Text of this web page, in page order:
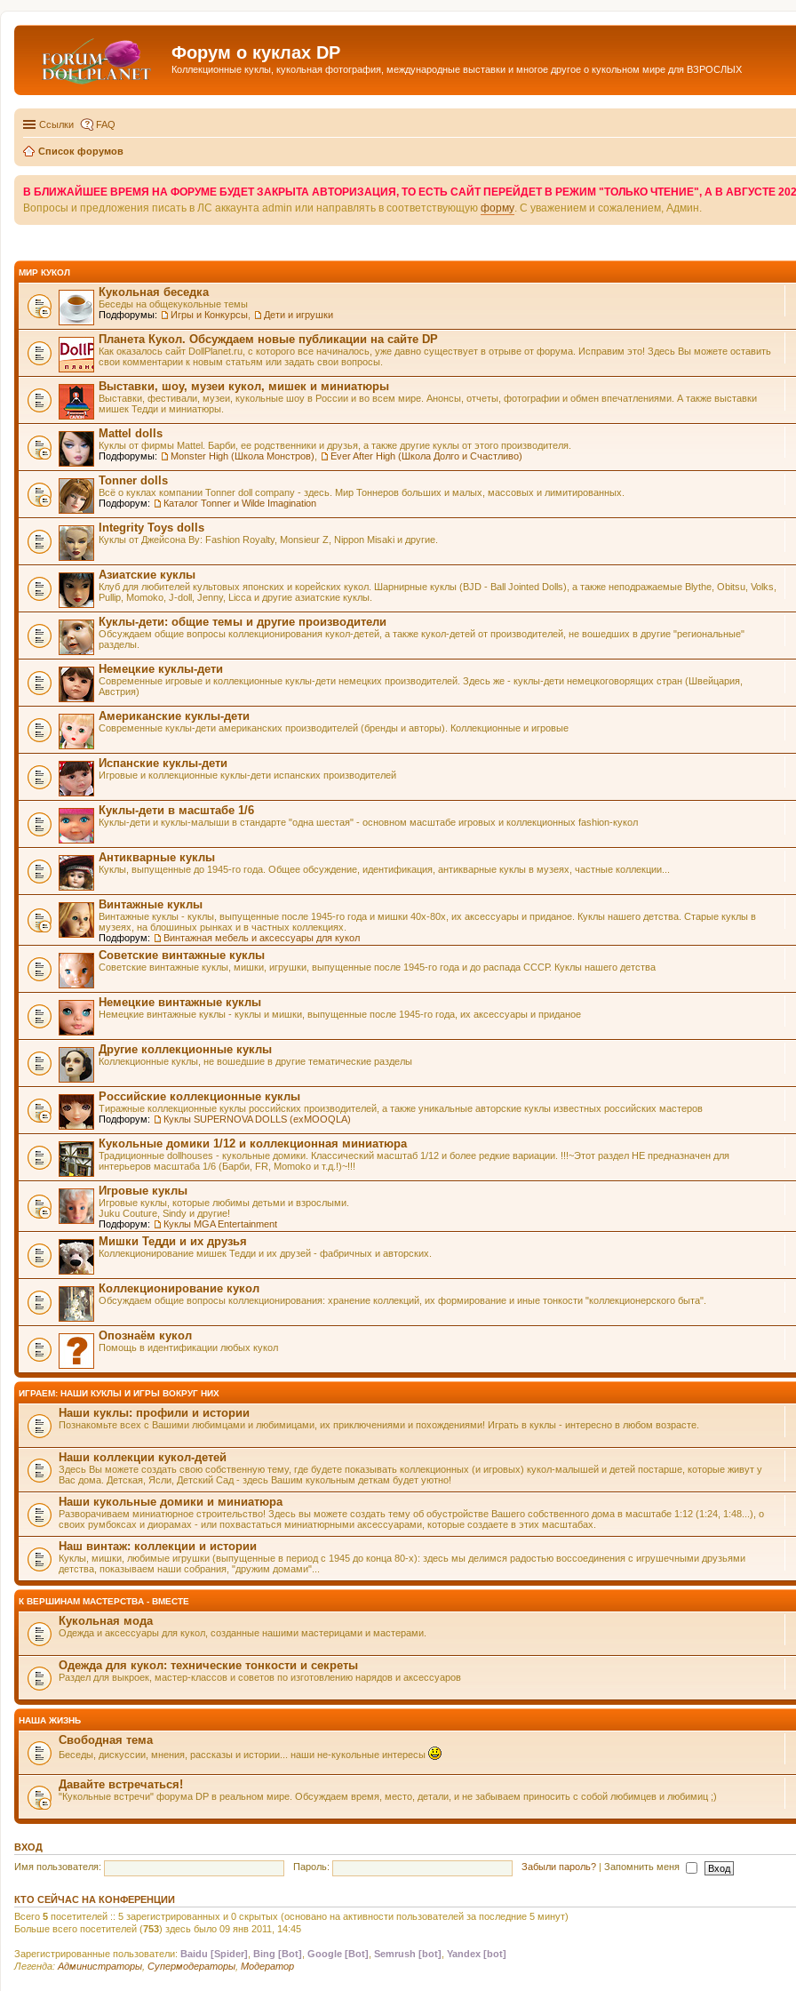
Форум о куклах DP
Коллекционные куклы, кукольная фотография, международные выставки и многое другое о кукольном мире для ВЗРОСЛЫХ
Ссылки FAQ
Список форумов
В БЛИЖАЙШЕЕ ВРЕМЯ НА ФОРУМЕ БУДЕТ ЗАКРЫТА АВТОРИЗАЦИЯ, ТО ЕСТЬ САЙТ ПЕРЕЙДЕТ В РЕЖИМ "ТОЛЬКО ЧТЕНИЕ", А В АВГУСТЕ
Вопросы и предложения писать в ЛС аккаунта admin или направлять в соответствующую форму . С уважением и сожалением, Админ.
МИР КУКОЛ
Кукольная беседка
Беседы на общекукольные темы
Подфорумы:
Игры и Конкурсы Дети и игрушки
Планета Кукол. Обсуждаем новые публикации на сайте DP
Как оказалось сайт DollPlanet.ru, с которого все начиналось, уже давно существует в отрыве от форума. Исправим это! Здесь Вы можете оставить
свои комментарии к новым статьям или задать свои вопросы.
Выставки, шоу, музеи кукол, мишек и миниатюры
Выставки, фестивали, музеи, кукольные шоу в России и во всем мире. Анонсы, отчеты, фотографии и обмен впечатлениями. А также выставки
мишек Тедди и миниатюры.
Mattel dolls
Куклы от фирмы Mattel. Барби, ее родственники и друзья, а также другие куклы от этого производителя.
Подфорумы:
Monster High (Школа Монстров) Ever After High (Школа Долго и Счастливо)
Tonner dolls
Всё о куклах компании Tonner doll company - здесь. Мир Тоннеров больших и малых, массовых и лимитированных.
Подфорум:
Каталог Tonner и Wilde Imagination
Integrity Toys dolls
Куклы от Джейсона Ву: Fashion Royalty, Monsieur Z, Nippon Misaki и другие.
Азиатские куклы
Клуб для любителей культовых японских и корейских кукол. Шарнирные куклы (BJD - Ball Jointed Dolls), а также неподражаемые Blythe, Obitsu, Volks,
Pullip, Momoko, J-doll, Jenny, Licca и другие азиатские куклы.
Куклы-дети: общие темы и другие производители
Обсуждаем общие вопросы коллекционирования кукол-детей, а также кукол-детей от производителей, не вошедших в другие "региональные"
разделы.
Немецкие куклы-дети
Современные игровые и коллекционные куклы-дети немецких производителей. Здесь же - куклы-дети немецкоговорящих стран (Швейцария,
Австрия)
Американские куклы-дети
Современные куклы-дети американских производителей (бренды и авторы). Коллекционные и игровые
Испанские куклы-дети
Игровые и коллекционные куклы-дети испанских производителей
Куклы-дети в масштабе 1/6
Куклы-дети и куклы-малыши в стандарте "одна шестая" - основном масштабе игровых и коллекционных fashion-кукол
Антикварные куклы
Куклы, выпущенные до 1945-го года. Общее обсуждение, идентификация, антикварные куклы в музеях, частные коллекции...
Винтажные куклы
Винтажные куклы - куклы, выпущенные после 1945-го года и мишки 40х-80х, их аксессуары и приданое. Куклы нашего детства. Старые куклы в
музеях, на блошиных рынках и в частных коллекциях.
Подфорум:
Винтажная мебель и аксессуары для кукол
Советские винтажные куклы
Советские винтажные куклы, мишки, игрушки, выпущенные после 1945-го года и до распада СССР. Куклы нашего детства
Немецкие винтажные куклы
Немецкие винтажные куклы - куклы и мишки, выпущенные после 1945-го года, их аксессуары и приданое
Другие коллекционные куклы
Коллекционные куклы, не вошедшие в другие тематические разделы
Российские коллекционные куклы
Тиражные коллекционные куклы российских производителей, а также уникальные авторские куклы известных российских мастеров
Подфорум:
Куклы SUPERNOVA DOLLS (exMOOQLA)
Кукольные домики 1/12 и коллекционная миниатюра
Традиционные dollhouses - кукольные домики. Классический масштаб 1/12 и более редкие вариации. !!!~Этот раздел НЕ предназначен для
интерьеров масштаба 1/6 (Барби, FR, Momoko и т.д.!)~!!!
Игровые куклы
Игровые куклы, которые любимы детьми и взрослыми.
Juku Couture, Sindy и другие!
Подфорум:
Куклы MGA Entertainment
Мишки Тедди и их друзья
Коллекционирование мишек Тедди и их друзей - фабричных и авторских.
Коллекционирование кукол
Обсуждаем общие вопросы коллекционирования: хранение коллекций, их формирование и иные тонкости "коллекционерского быта".
Опознаём кукол
Помощь в идентификации любых кукол
ИГРАЕМ: НАШИ КУКЛЫ И ИГРЫ ВОКРУГ НИХ
Наши куклы: профили и истории
Познакомьте всех с Вашими любимцами и любимицами, их приключениями и похождениями! Играть в куклы - интересно в любом возрасте.
Наши коллекции кукол-детей
Здесь Вы можете создать свою собственную тему, где будете показывать коллекционных (и игровых) кукол-малышей и детей постарше, которые живут у
Вас дома. Детская, Ясли, Детский Сад - здесь Вашим кукольным деткам будет уютно!
Наши кукольные домики и миниатюра
Разворачиваем миниатюрное строительство! Здесь вы можете создать тему об обустройстве Вашего собственного дома в масштабе 1:12 (1:24, 1:48...), о
своих румбоксах и диорамах - или похвастаться миниатюрными аксессуарами, которые создаете в этих масштабах.
Наш винтаж: коллекции и истории
Куклы, мишки, любимые игрушки (выпущенные в период с 1945 до конца 80-х): здесь мы делимся радостью воссоединения с игрушечными друзьями
детства, показываем наши собрания, "дружим домами"...
К ВЕРШИНАМ МАСТЕРСТВА - ВМЕСТЕ
Кукольная мода
Одежда и аксессуары для кукол, созданные нашими мастерицами и мастерами.
Одежда для кукол: технические тонкости и секреты
Раздел для выкроек, мастер-классов и советов по изготовлению нарядов и аксессуаров
НАША ЖИЗНЬ
Свободная тема
Беседы, дискуссии, мнения, рассказы и истории... наши не-кукольные интересы
Давайте встречаться!
"Кукольные встречи" форума DP в реальном мире. Обсуждаем время, место, детали, и не забываем приносить с собой любимцев и любимиц ;)
ВХОД
Имя пользователя:
Пароль: Забыли пароль? Запомнить меня
КТО СЕЙЧАС НА КОНФЕРЕНЦИИ
Всего 5 посетителей :: 5 зарегистрированных и 0 скрытых (основано на активности пользователей за последние 5 минут)
Больше всего посетителей (753) здесь было 09 янв 2011, 14:45
Зарегистрированные пользователи: Baidu [Spider] Bing [Bot] Google [Bot] Semrush [bot] Yandex [bot]
Легенда: Администраторы Супермодераторы Модератор